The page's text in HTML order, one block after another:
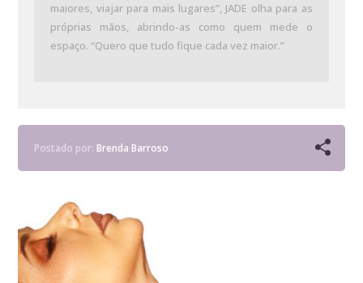
maiores, viajar para mais lugares”, JADE olha para as
próprias mãos, abrindo-as como quem mede o
espaço. “Quero que tudo fique cada vez maior.”
Postado por:Brenda Barroso